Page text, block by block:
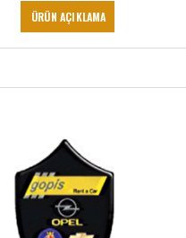
ÜRÜN AÇIKLAMA